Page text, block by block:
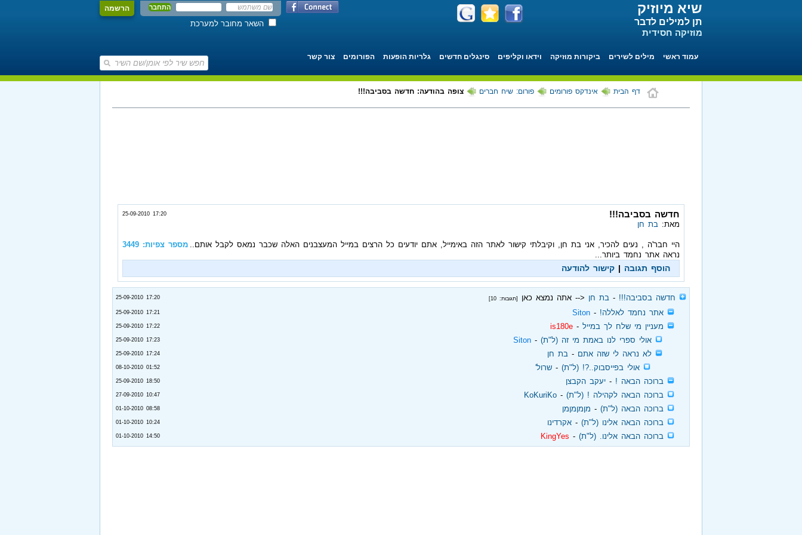
הרשמה
השאר מחובר למערכת
שיא מיוזיק
תן למילים לדבר
מוזיקה חסידית
עמוד ראשי מילים לשירים ביקורות מוזיקה וידאו וקליפים סינגלים חדשים גלריות הופעות הפורומים צור קשר
דף הבית אינדקס פורומים פורום: שיח חברים צופה בהודעה: חדשה בסביבה!!!
25-09-2010 17:20 חדשה בסביבה!!!
מאת: בת חן
מספר צפיות: 3449 היי חבר'ה , נעים להכיר, אני בת חן, וקיבלתי קישור לאתר הזה באימייל, אתם יודעים כל הרצים במייל המעצבנים האלה שכבר נמאס לקבל אותם..
נראה אתר נחמד ביותר...
הוסף תגובה | קישור להודעה
חדשה בסביבה!!! ‏ - ‏ בת חן <-- אתה נמצא כאן [תגובות: 10] 25-09-2010 17:20
אתר נחמד לאללה! ‏ - ‏
Siton
25-09-2010 17:21
מעניין מי שלח לך במייל ‏ - ‏
is180e
25-09-2010 17:22
אולי ספרי לנו באמת מי זה (ל"ת) ‏ - ‏
Siton
25-09-2010 17:23
לא נראה לי שזה אתם ‏ - ‏ בת חן 25-09-2010 17:24
אולי בפייסבוק..?! (ל"ת) ‏ - ‏ שרול' 08-10-2010 01:52
ברוכה הבאה ! ‏ - ‏ יעקב הקבצן 25-09-2010 18:50
ברוכה הבאה לקהילה ! (ל"ת) ‏ - ‏
KoKuriKo
27-09-2010 10:47
ברוכה הבאה (ל"ת) ‏ - ‏ מןמןמןמן 01-10-2010 08:58
ברוכה הבאה אלינו (ל"ת) ‏ - ‏ אקרדינו 01-10-2010 10:24
ברוכה הבאה אלינו. (ל"ת) ‏ - ‏
KingYes
01-10-2010 14:50